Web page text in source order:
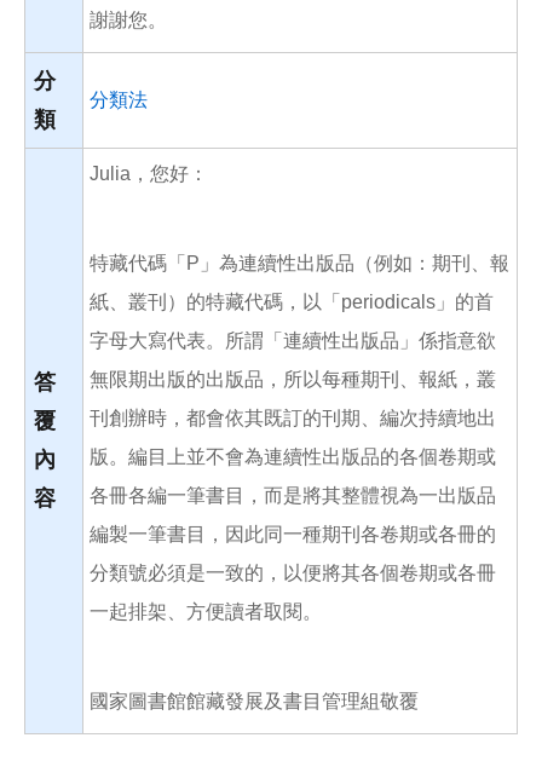
謝謝您。
分
類
分類法
答
覆
內
容
Julia，您好：
特藏代碼「P」為連續性出版品（例如：期刊、報
紙、叢刊）的特藏代碼，以「periodicals」的首
字母大寫代表。所謂「連續性出版品」係指意欲
無限期出版的出版品，所以每種期刊、報紙，叢
刊創辦時，都會依其既訂的刊期、編次持續地出
版。編目上並不會為連續性出版品的各個卷期或
各冊各編一筆書目，而是將其整體視為一出版品
編製一筆書目，因此同一種期刊各卷期或各冊的
分類號必須是一致的，以便將其各個卷期或各冊
一起排架、方便讀者取閱。
國家圖書館館藏發展及書目管理組敬覆